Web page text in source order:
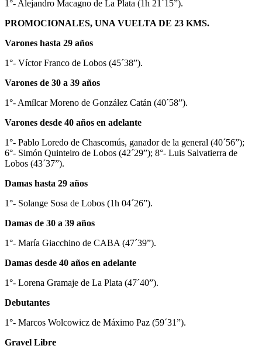
1°- Alejandro Macagno de La Plata (1h 21´15”).
PROMOCIONALES, UNA VUELTA DE 23 KMS.
Varones hasta 29 años
1°- Víctor Franco de Lobos (45´38”).
Varones de 30 a 39 años
1°- Amílcar Moreno de González Catán (40´58”).
Varones desde 40 años en adelante
1°- Pablo Loredo de Chascomús, ganador de la general (40´56”);
6°- Simón Quinteiro de Lobos (42´29”); 8°- Luis Salvatierra de
Lobos (43´37”).
Damas hasta 29 años
1°- Solange Sosa de Lobos (1h 04´26”).
Damas de 30 a 39 años
1°- María Giacchino de CABA (47´39”).
Damas desde 40 años en adelante
1°- Lorena Gramaje de La Plata (47´40”).
Debutantes
1°- Marcos Wolcowicz de Máximo Paz (59´31”).
Gravel Libre